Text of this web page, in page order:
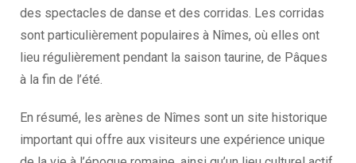
des spectacles de danse et des corridas. Les corridas
sont particulièrement populaires à Nîmes, où elles ont
lieu régulièrement pendant la saison taurine, de Pâques
à la fin de l’été.
En résumé, les arènes de Nîmes sont un site historique
important qui offre aux visiteurs une expérience unique